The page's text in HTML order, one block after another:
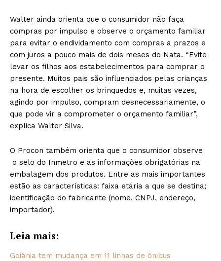
Walter ainda orienta que o consumidor não faça
compras por impulso e observe o orçamento familiar
para evitar o endividamento com compras a prazos e
com juros a pouco mais de dois meses do Nata. “Evite
levar os filhos aos estabelecimentos para comprar o
presente. Muitos pais são influenciados pelas crianças
na hora de escolher os brinquedos e, muitas vezes,
agindo por impulso, compram desnecessariamente, o
que pode vir a comprometer o orçamento familiar”,
explica Walter Silva.
O Procon também orienta que o consumidor observe
o selo do Inmetro e as informações obrigatórias na
embalagem dos produtos. Entre as mais importantes
estão as características: faixa etária a que se destina;
identificação do fabricante (nome, CNPJ, endereço,
importador).
Leia mais:
Goiânia tem mudança em 11 linhas de ônibus